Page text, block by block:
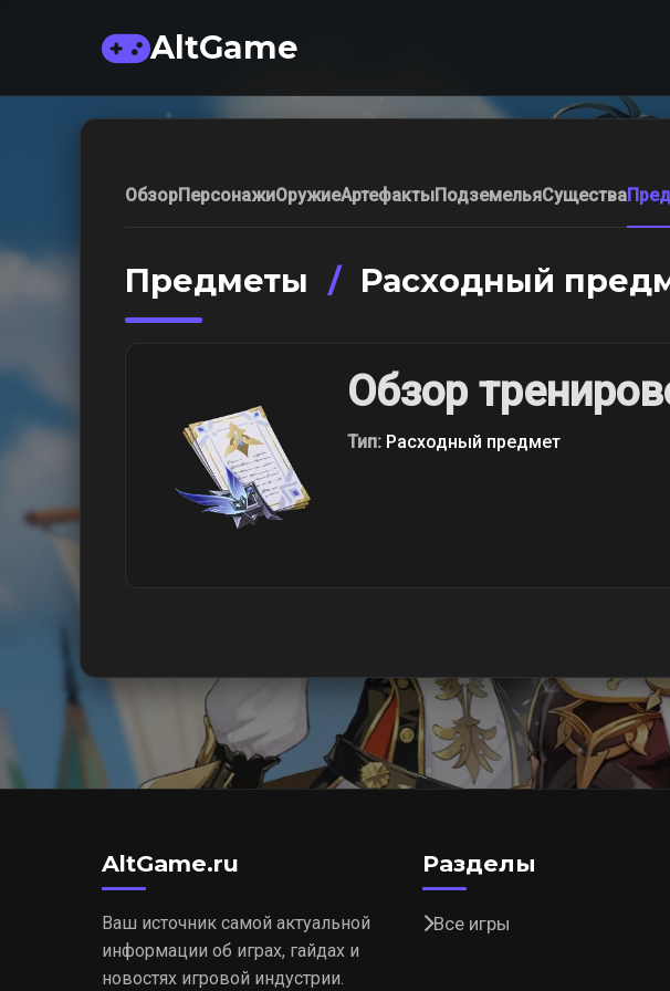
AltGame
ОбзорПерсонажиОружиеАртефактыПодземельяСущества
Предметы / Расходный
Обзор
Тип: Расходный предмет
AltGame.ru
Ваш источник самой актуальной
информации об играх, гайдах и
новостях игровой индустрии.
Разделы
Все игры